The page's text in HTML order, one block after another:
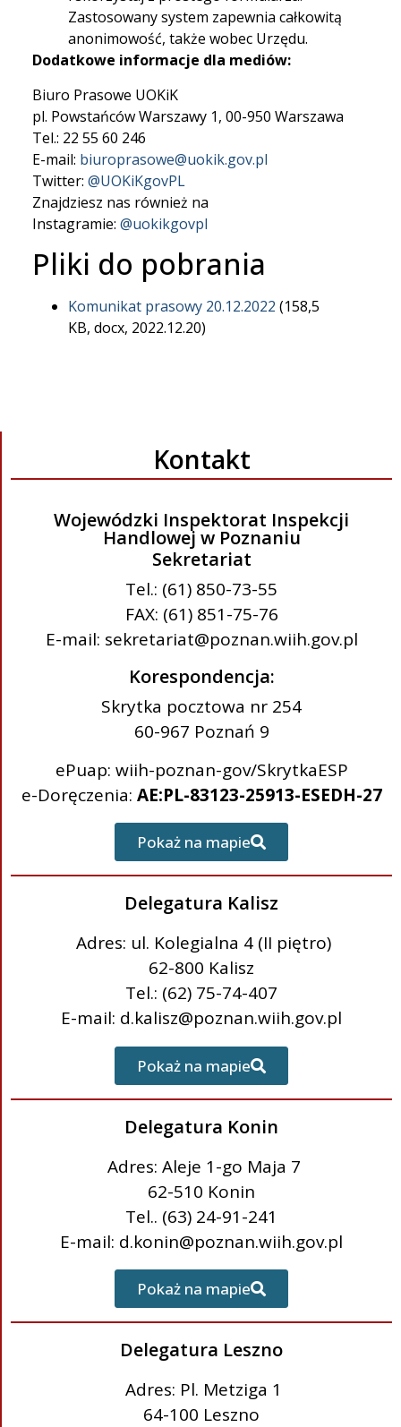
Zastosowany system zapewnia całkowitą
anonimowość, także wobec Urzędu.
Dodatkowe informacje dla mediów:
Biuro Prasowe UOKiK
pl. Powstańców Warszawy 1, 00-950 Warszawa
Tel.: 22 55 60 246
E-mail: biuroprasowe@uokik.gov.pl
Twitter: @UOKiKgovPL
Znajdziesz nas również na
Instagramie: @uokikgovpl
Pliki do pobrania
Komunikat prasowy 20.12.2022 (158,5
KB, docx, 2022.12.20)
Kontakt
Wojewódzki Inspektorat Inspekcji
Handlowej w Poznaniu
Sekretariat
Tel.: (61) 850-73-55
FAX: (61) 851-75-76
E-mail: sekretariat@poznan.wiih.gov.pl
Korespondencja:
Skrytka pocztowa nr 254
60-967 Poznań 9
ePuap: wiih-poznan-gov/SkrytkaESP
e-Doręczenia: AE:PL-83123-25913-ESEDH-27
Pokaż na mapie
Delegatura Kalisz
Adres: ul. Kolegialna 4 (II piętro)
62-800 Kalisz
Tel.: (62) 75-74-407
E-mail: d.kalisz@poznan.wiih.gov.pl
Pokaż na mapie
Delegatura Konin
Adres: Aleje 1-go Maja 7
62-510 Konin
Tel.. (63) 24-91-241
E-mail: d.konin@poznan.wiih.gov.pl
Pokaż na mapie
Delegatura Leszno
Adres: Pl. Metziga 1
64-100 Leszno